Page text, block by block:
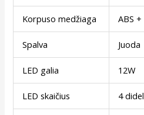
Korpuso medžiaga ABS
Spalva Juoda
LED galia 12W
LED skaičius 4